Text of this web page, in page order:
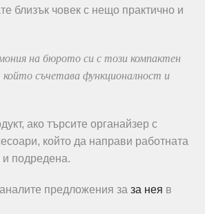
близък човек с нещо практично и
на бюрото си с този компактен
който съчетава функционалност и
ако търсите органайзер с
който да направи работната
и подредена.
предложения за за нея в